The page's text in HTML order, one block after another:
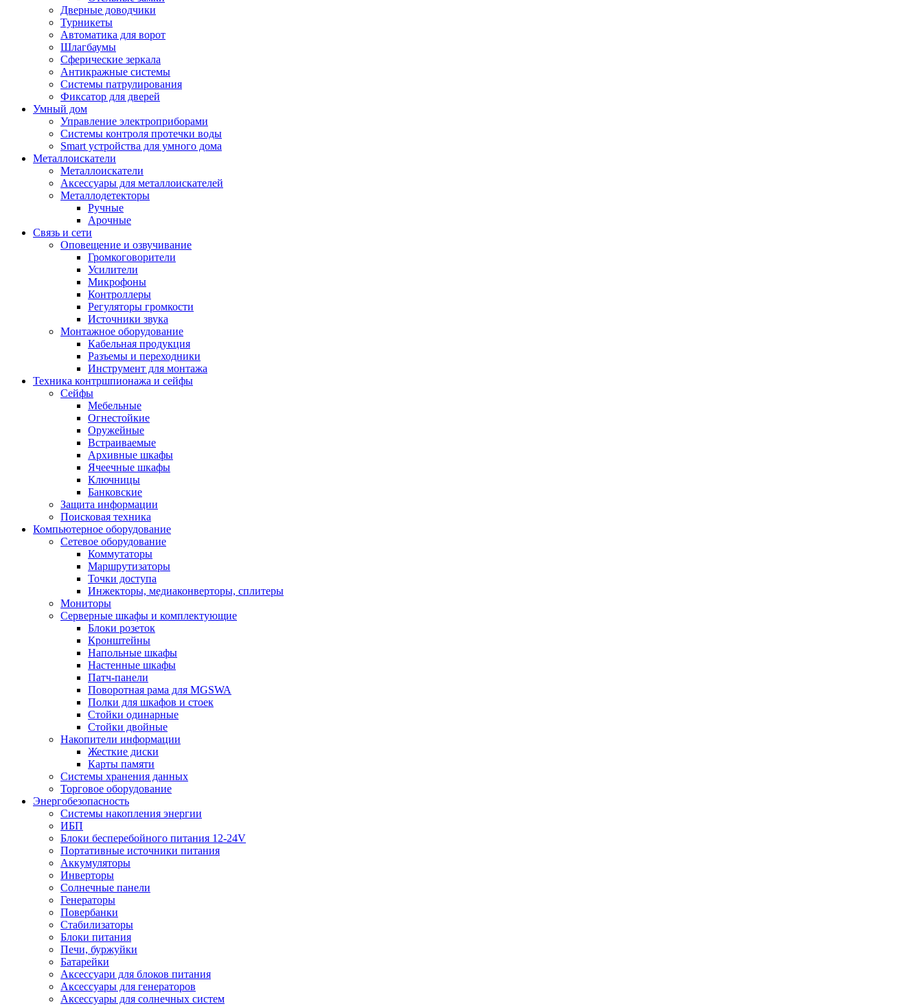
Дверные доводчики
Турникеты
Автоматика для ворот
Шлагбаумы
Сферические зеркала
Антикражные системы
Системы патрулирования
Фиксатор для дверей
Умный дом
Управление электроприборами
Системы контроля протечки воды
Smart устройства для умного дома
Металлоискатели
Металлоискатели
Аксессуары для металлоискателей
Металлодетекторы
Ручные
Арочные
Связь и сети
Оповещение и озвучивание
Громкоговорители
Усилители
Микрофоны
Контроллеры
Регуляторы громкости
Источники звука
Монтажное оборудование
Кабельная продукция
Разъемы и переходники
Инструмент для монтажа
Техника контршпионажа и сейфы
Сейфы
Мебельные
Огнестойкие
Оружейные
Встраиваемые
Архивные шкафы
Ячеечные шкафы
Ключницы
Банковские
Защита информации
Поисковая техника
Компьютерное оборудование
Сетевое оборудование
Коммутаторы
Маршрутизаторы
Точки доступа
Инжекторы, медиаконверторы, сплитеры
Мониторы
Серверные шкафы и комплектующие
Блоки розеток
Кронштейны
Напольные шкафы
Настенные шкафы
Патч-панели
Поворотная рама для MGSWA
Полки для шкафов и стоек
Стойки одинарные
Стойки двойные
Накопители информации
Жесткие диски
Карты памяти
Системы хранения данных
Торговое оборудование
Энергобезопасность
Системы накопления энергии
ИБП
Блоки бесперебойного питания 12-24V
Портативные источники питания
Аккумуляторы
Инверторы
Солнечные панели
Генераторы
Повербанки
Стабилизаторы
Блоки питания
Печи, буржуйки
Батарейки
Аксессуари для блоков питания
Аксессуары для генераторов
Аксессуары для солнечных систем